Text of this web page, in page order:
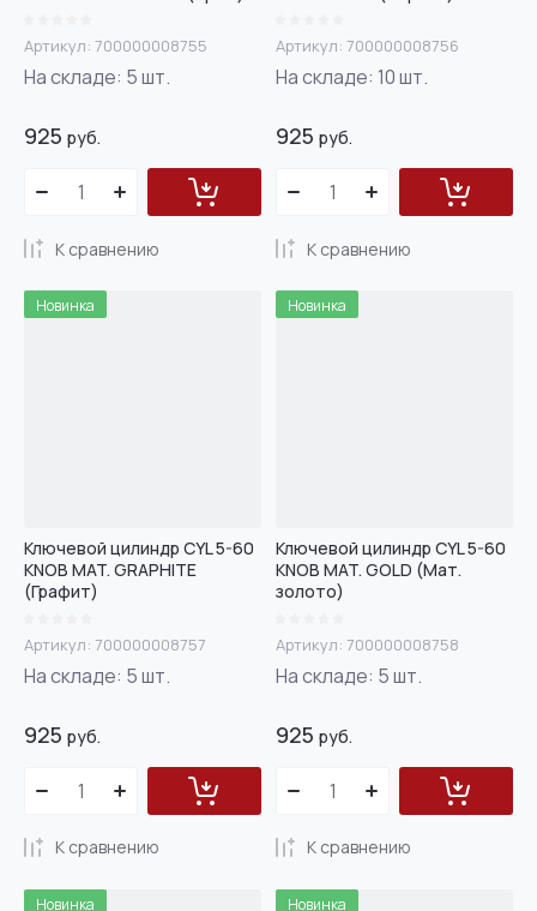
Артикул: 700000008755
На складе: 5шт.
925 руб.
К сравнению
Артикул: 700000008756
На складе: 10шт.
925 руб.
К сравнению
Новинка
Ключевой цилиндр CYL 5-60
KNOB MAT. GRAPHITE
(Графит)
Артикул: 700000008757
На складе: 5шт.
925 руб.
К сравнению
Новинка
Ключевой цилиндр CYL 5-60
KNOB MAT. GOLD (Мат.
золото)
Артикул: 700000008758
На складе: 5шт.
925 руб.
К сравнению
Новинка Новинка